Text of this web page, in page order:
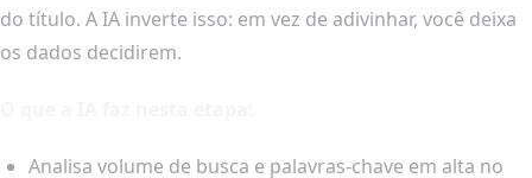
do título. A IA inverte isso: em vez de adivinhar, você deixa
os dados decidirem.
Analisa volume de busca e palavras-chave em alta no